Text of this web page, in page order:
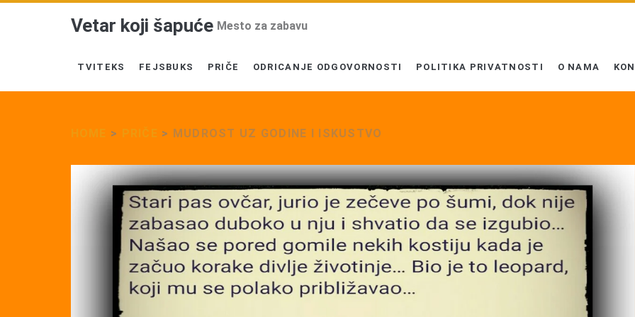
Vetar koji šapuće Mesto za zabavu
TVITEKS FEJSBUKS PRIČE ODRICANJE ODGOVORNOSTI POLITIKA PRIVATNOSTI O NAMA
> > MUDROST UZ GODINE I ISKUSTVO